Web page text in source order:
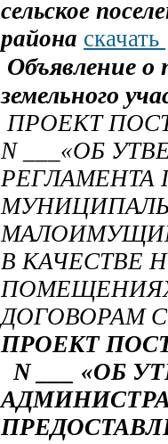
сельское
района скачать
Объявление о
земельного
ПРОЕКТ
N ___«ОБ
РЕГЛАМЕНТА
В
ДОГОВОРАМ
ПРОЕКТ
N ___ «ОБ